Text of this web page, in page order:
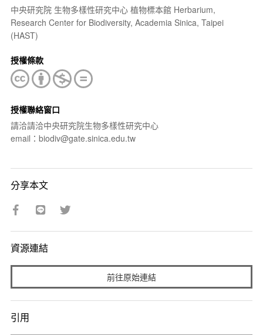
中央研究院 生物多樣性研究中心 植物標本館 Herbarium,
Research Center for Biodiversity, Academia Sinica, Taipei
(HAST)
授權條款
授權聯絡窗口
請洽請洽中央研究院生物多樣性研究中心
email：biodiv@gate.sinica.edu.tw
分享本文
資源連結
前往原始連結
引用